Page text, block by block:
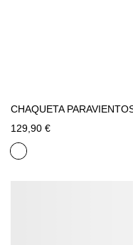
CHAQUETA
129,90 €